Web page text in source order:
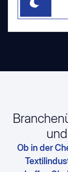
Ob in der